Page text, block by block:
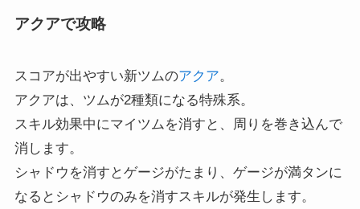
アクアで攻略
スコアが出やすい新ツムのアクア。
アクアは、ツムが2種類になる特殊系。
スキル効果中にマイツムを消すと、周りを巻き込んで
消します。
シャドウを消すとゲージがたまり、ゲージが満タンに
なるとシャドウのみを消すスキルが発生します。